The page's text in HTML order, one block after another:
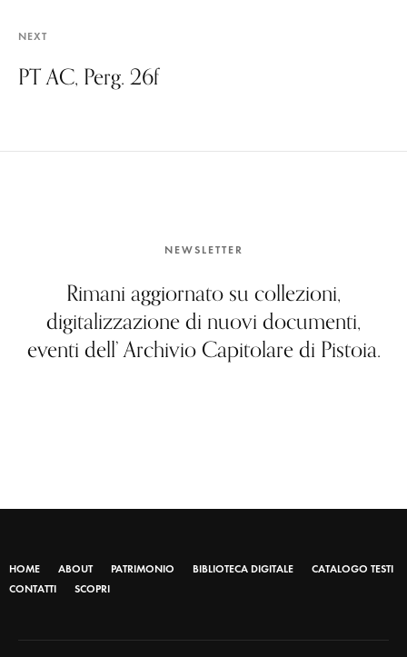
NEXT
PT AC, Perg. 26f
NEWSLETTER
Rimani aggiornato su collezioni,
digitalizzazione di nuovi documenti,
eventi dell’ Archivio Capitolare di Pistoia.
HOME ABOUT PATRIMONIO BIBLIOTECA DIGITALE
CATALOGO TESTI
CONTATTI
SCOPRI